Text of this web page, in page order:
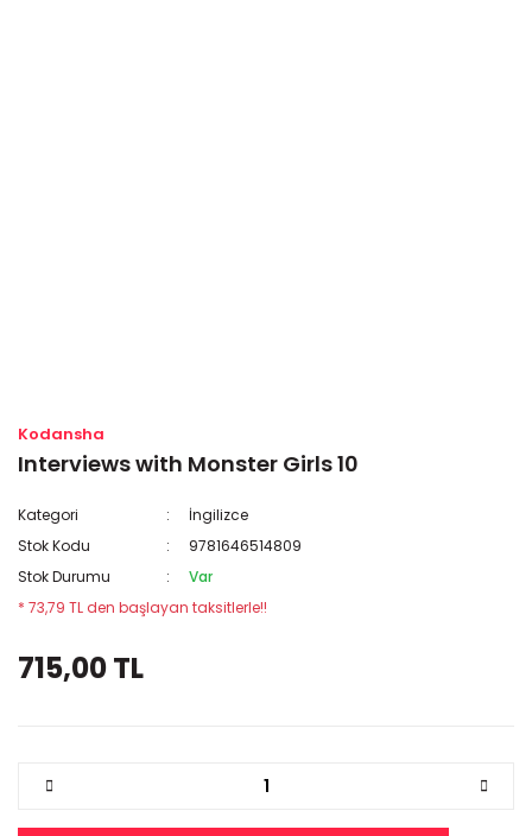
Kodansha
Interviews with Monster Girls 10
Kategori
İngilizce
Stok Kodu
9781646514809
Stok Durumu
Var
* 73,79 TL den başlayan taksitlerle!!
715,00 TL